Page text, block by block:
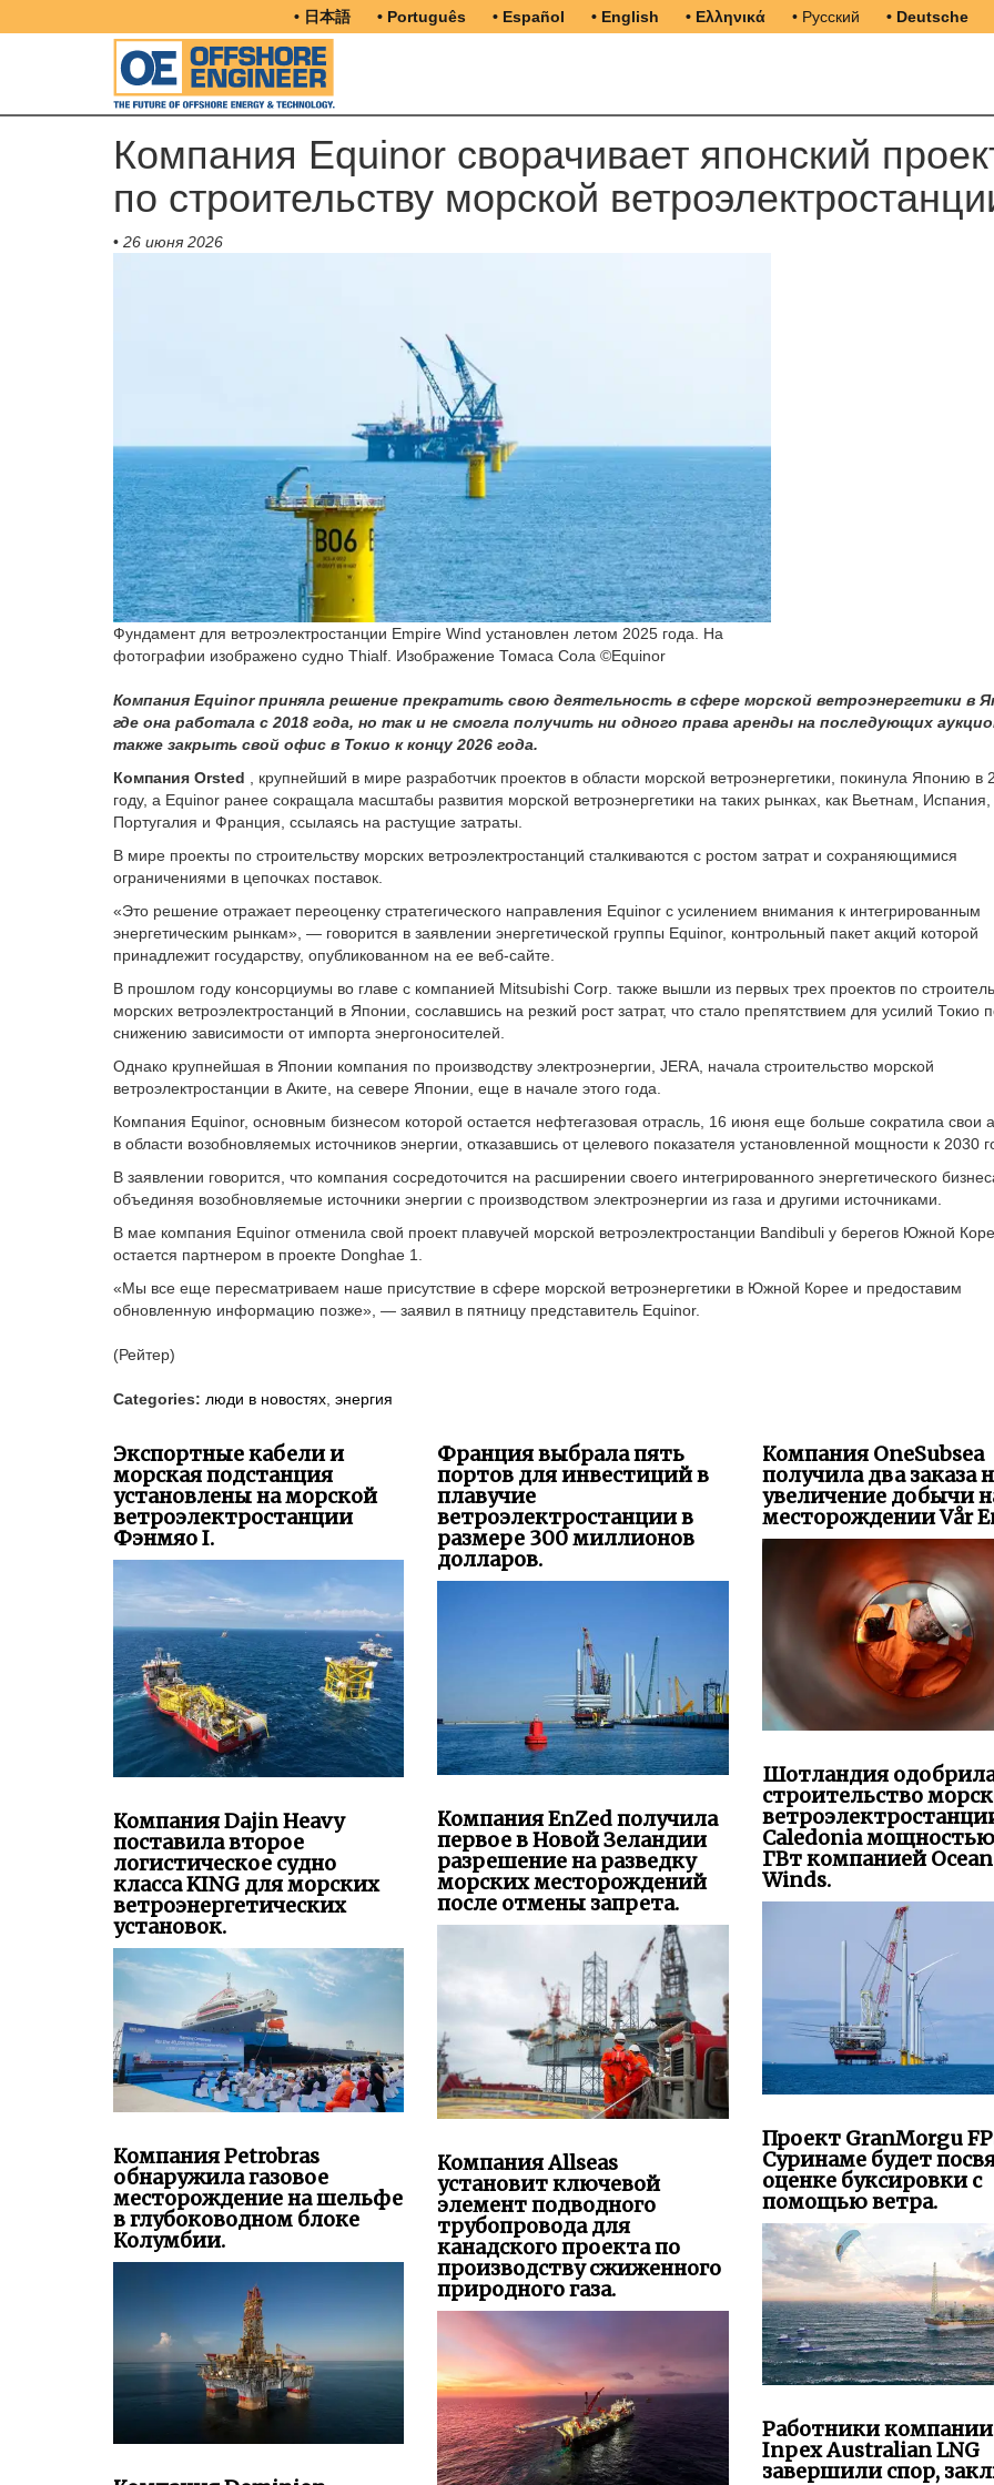
• 日本語 • Português • Español • English • Ελληνικά • Русский • Deutsche
Компания Equinor сворачивает японский
по строительству морской
• 26 июня 2026
Фундамент для ветроэлектростанции Empire Wind установлен летом 2025 года. На
фотографии изображено судно Thialf. Изображение Томаса Сола ©Equinor
Компания Equinor приняла решение прекратить свою деятельность в сфере морской ветроэнергетики в
где она работала с 2018 года, но так и не смогла получить ни одного права аренды на последующих
также закрыть свой офис в Токио к концу 2026 года.
Компания Orsted , крупнейший в мире разработчик проектов в области морской ветроэнергетики, покинула Японию в
году, а Equinor ранее сокращала масштабы развития морской ветроэнергетики на таких рынках, как Вьетнам, Испания,
Португалия и Франция, ссылаясь на растущие затраты.
В мире проекты по строительству морских ветроэлектростанций сталкиваются с ростом затрат и сохраняющимися
ограничениями в цепочках поставок.
«Это решение отражает переоценку стратегического направления Equinor с усилением внимания к интегрированным
энергетическим рынкам», — говорится в заявлении энергетической группы Equinor, контрольный пакет акций которой
принадлежит государству, опубликованном на ее веб-сайте.
В прошлом году консорциумы во главе с компанией Mitsubishi Corp. также вышли из первых трех проектов по
морских ветроэлектростанций в Японии, сославшись на резкий рост затрат, что стало препятствием для усилий Токио
снижению зависимости от импорта энергоносителей.
Однако крупнейшая в Японии компания по производству электроэнергии, JERA, начала строительство морской
ветроэлектростанции в Аките, на севере Японии, еще в начале этого года.
Компания Equinor, основным бизнесом которой остается нефтегазовая отрасль, 16 июня еще больше сократила свои
в области возобновляемых источников энергии, отказавшись от целевого показателя установленной мощности к 2030
В заявлении говорится, что компания сосредоточится на расширении своего интегрированного энергетического
объединяя возобновляемые источники энергии с производством электроэнергии из газа и другими источниками.
В мае компания Equinor отменила свой проект плавучей морской ветроэлектростанции Bandibuli у берегов Южной
остается партнером в проекте Donghae 1.
«Мы все еще пересматриваем наше присутствие в сфере морской ветроэнергетики в Южной Корее и предоставим
обновленную информацию позже», — заявил в пятницу представитель Equinor.
(Рейтер)
Categories: люди в новостях энергия
Экспортные кабели и
морская подстанция
установлены на морской
ветроэлектростанции
Фэнмяо I.
Компания Dajin Heavy
поставила второе
логистическое судно
класса KING для морских
ветроэнергетических
установок.
Компания Petrobras
обнаружила газовое
месторождение на шельфе
в глубоководном блоке
Колумбии.
Франция выбрала пять
портов для инвестиций в
плавучие
ветроэлектростанции в
размере 300 миллионов
долларов.
Компания EnZed получила
первое в Новой Зеландии
разрешение на разведку
морских месторождений
после отмены запрета.
Компания Allseas
установит ключевой
элемент подводного
трубопровода для
канадского проекта по
производству сжиженного
природного газа.
Компания OneSubsea
получила два заказа
увеличение добычи
месторождении Vår
Шотландия
строительство
Caledonia
ГВт компанией Ocean
Winds.
Проект GranMorgu
Суринаме будет
оценке буксировки с
помощью ветра.
Работники компании
Inpex Australian LNG
завершили спор,